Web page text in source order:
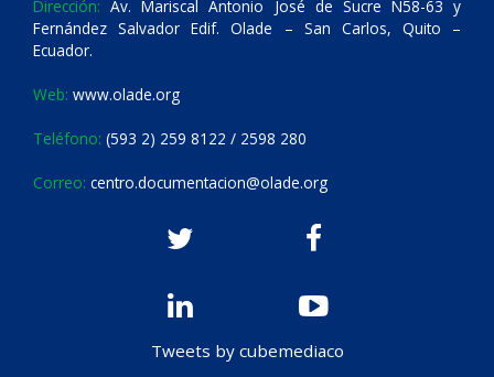
Dirección: Av. Mariscal Antonio José de Sucre N58-63 y
Fernández Salvador Edif. Olade – San Carlos, Quito –
Ecuador.
Web: www.olade.org
Teléfono: (593 2) 259 8122 / 2598 280
Correo: centro.documentacion@olade.org
Tweets by cubemediaco